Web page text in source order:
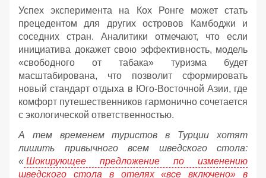
Успех эксперимента на Кох Ронге может стать
прецедентом для других островов Камбоджи и
соседних стран. Аналитики отмечают, что если
инициатива докажет свою эффективность, модель
«свободного от табака» туризма будет
масштабирована, что позволит сформировать
новый стандарт отдыха в Юго-Восточной Азии, где
комфорт путешественников гармонично сочетается
с экологической ответственностью.
А тем временем туристов в Турции хотят
лишить привычного всем шведского стола:
« Шокирующее предложение по изменению
шведского стола в отелях «все включено» в